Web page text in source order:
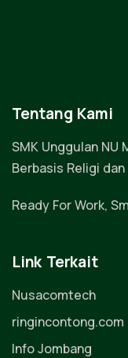
Tentang Kami
SMK Unggulan NU
Berbasis Religi
Ready For Work,
Link Terkait
Nusacomtech
ringincontong.com
Info Jombang